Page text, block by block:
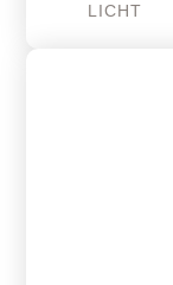
LICHT